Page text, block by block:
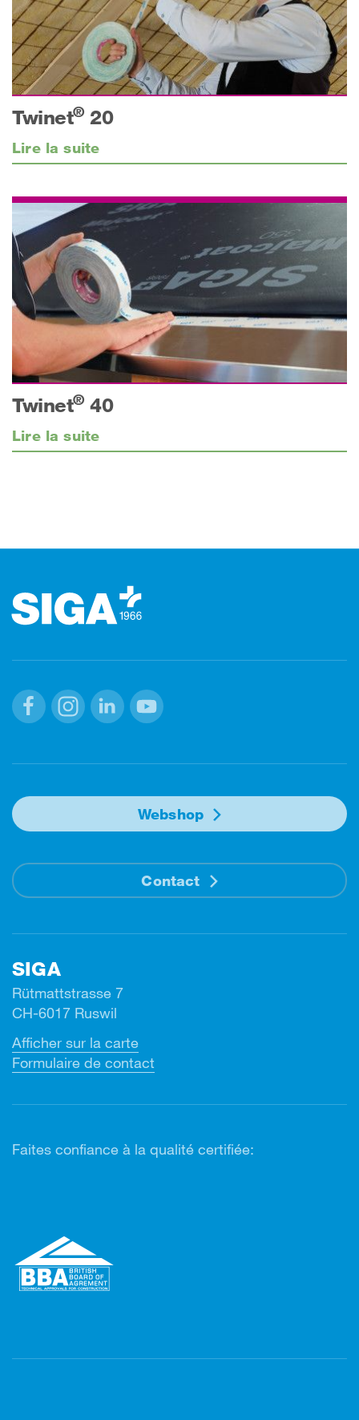
Twinet®20
Lire la suite
Twinet®40
Lire la suite
Webshop
Contact
SIGA
Rütmattstrasse 7
CH-6017 Ruswil
Afficher sur la carte
Formulaire de contact
Faites confiance à la qualité certifiée: